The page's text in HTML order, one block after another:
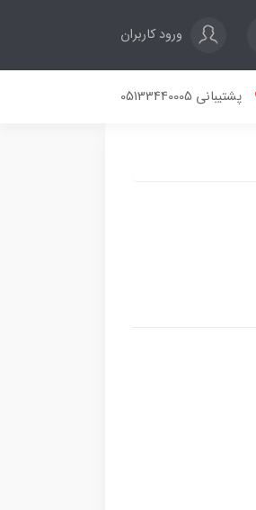
ورود کاربران
پشتیبانی 05133440005